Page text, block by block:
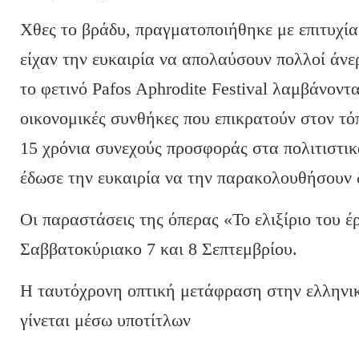
Χθες το βράδυ, πραγματοποιήθηκε με
είχαν την ευκαιρία να απολαύσουν πολλοί
το φετινό Pafos Aphrodite Festival
οικονομικές συνθήκες που επικρατούν στον
15 χρόνια συνεχούς προσφοράς στα
έδωσε την ευκαιρία να την παρακολουθήσουν
Οι παραστάσεις της όπερας «Το ελιξίριο του
Σαββατοκύριακο 7 και 8 Σεπτεμβρίου.
Η ταυτόχρονη οπτική μετάφραση στην
γίνεται μέσω υποτίτλων